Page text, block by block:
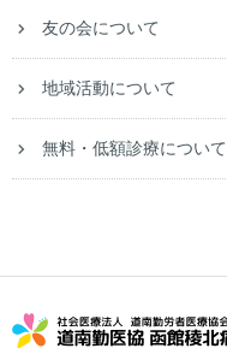
友の会について
地域活動について
無料・低額診療について